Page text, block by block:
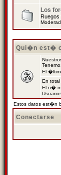
Los
Ruegos
Qui�n est�
El
En total
El n�
Estos datos est�n
Conectarse